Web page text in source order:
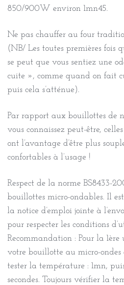
850/900W environ 1mn45.
Ne pas chauffer au four
(NB/ Les toutes premières fois
se peut que vous sentiez une
cuite », comme quand on fait
puis cela s’atténue).
Par rapport aux bouillottes de
vous connaissez peut-être,
ont l’avantage d’être plus
confortables à l’usage !
Respect de la norme BS8433-
bouillottes micro-ondables. Il
la notice d’emploi jointe à
pour respecter les conditions
Recommandation : Pour la
votre bouillotte au micro-ondes
tester la température : 1mn,
secondes. Toujours vérifier la